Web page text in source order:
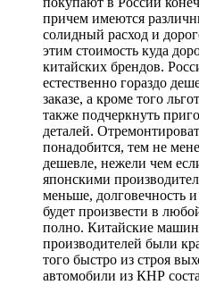
причем имеются
солидный расход и
этим стоимость куда
китайских брендов.
естественно гораздо
заказе, а кроме того
также подчеркнуть
деталей.
понадобится, тем не
дешевле, нежели чем
японскими
меньше, долговечность
будет произвести в
полно. Китайские
производителей были
того быстро из строя
автомобили из КНР